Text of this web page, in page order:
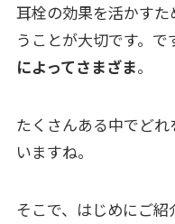
耳栓の効果を活かす
うことが大切です。で
によってさまざま。
たくさんある中でど
いますね。
そこで、はじめにご